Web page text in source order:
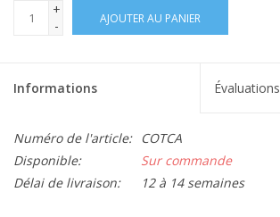
+
-
AJOUTER AU PANIER
Informations Évaluations
Numéro de l'article:
COTCA
Disponible:
Sur commande
Délai de livraison:
12 à 14 semaines